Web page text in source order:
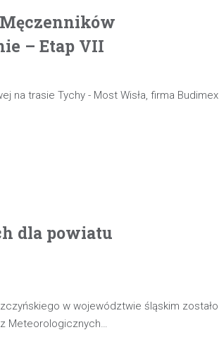
– Etap VII
na trasie Tychy - Most Wisła, firma Budimex
dla powiatu
w województwie śląskim zostało
Meteorologicznych…